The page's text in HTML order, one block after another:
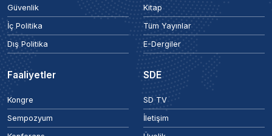
Güvenlik
İç Politika
Dış Politika
Kitap
Tüm Yayınlar
E-Dergiler
Faaliyetler
Kongre
Sempozyum
SDE
SD TV
İletişim